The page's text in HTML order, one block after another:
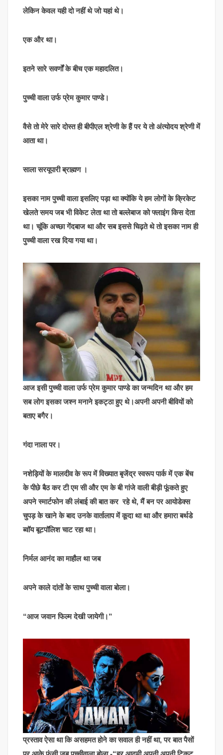
लेकिन केवल यही दो नहीं थे जो यहां थे।
एक और था।
इतने सारे सवर्णों के बीच एक महादलित।
पुच्ची वाला उर्फ प्रेम कुमार पाण्डे।
वैसे तो मेरे सारे दोस्त ही बीपीएल श्रेणी के हैं पर ये तो अंत्योदय श्रेणी में
आता था।
साला सरयूपारी ब्राह्मण ।
इसका नाम पुच्ची वाला इसलिए पड़ा था क्योंकि ये हम लोगों के क्रिकेट
खेलते समय जब भी विकेट लेता था तो बल्लेबाज को फ्लाइंग किस देता
था। चूंकि अच्छा गेंदबाज था और सब इससे चिढ़ते थे तो इसका नाम ही
पुच्ची वाला रख दिया गया था।
आज इसी पुच्ची वाला उर्फ प्रेम कुमार पाण्डे का जन्मदिन था और हम
सब लोग इसका जश्न मनाने इकट्ठा हुए थे।अपनी अपनी बीवियों को
बताए बगैर।
गंदा नाला पर।
नशेड़ियों के मालदीव के रूप में विख्यात बृजेंद्र स्वरूप पार्क में एक बेंच
के पीछे बैठ कर टी एम सी और एम के बी गांजे वाली बीड़ी फूंकते हुए
अपने स्मार्टफोन की लंबाई की बात कर रहे थे, मैं बन पर आयोडेक्स
चुपड़ के खाने के बाद उनके वार्तालाप में कूदा था था और हमारा बर्थडे
ब्वॉय बूटपॉलिश चाट रहा था।
निर्मल आनंद का माहौल था जब
अपने काले दांतों के साथ पुच्ची वाला बोला।
“आज जवान फिल्म देखी जायेगी।”
प्रस्ताव ऐसा था कि असहमत होने का सवाल ही नहीं था, पर बात पैसों